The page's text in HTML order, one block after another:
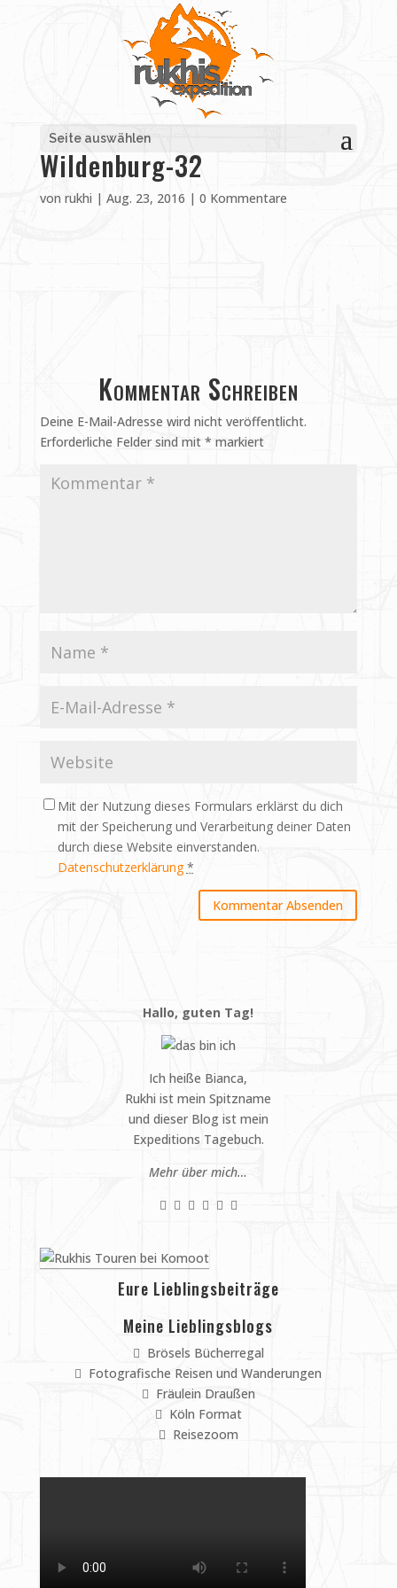
Seite auswählen
Wildenburg-32
von rukhi | Aug. 23, 2016 | 0 Kommentare
Kommentar Schreiben
Deine E-Mail-Adresse wird nicht veröffentlicht.
Erforderliche Felder sind mit * markiert
Mit der Nutzung dieses Formulars erklärst du dich
mit der Speicherung und Verarbeitung deiner Daten
durch diese Website einverstanden.
Datenschutzerklärung *
Hallo, guten Tag!
Ich heiße Bianca,
Rukhi ist mein Spitzname
und dieser Blog ist mein
Expeditions Tagebuch.
Mehr über mich…
Eure Lieblingsbeiträge
Meine Lieblingsblogs
Brösels Bücherregal
Fotografische Reisen und Wanderungen
Fräulein Draußen
Köln Format
Reisezoom